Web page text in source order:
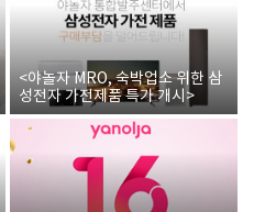
<야놀자 MRO, 숙박업소 위한 삼
성전자 가전제품 특가 개시>